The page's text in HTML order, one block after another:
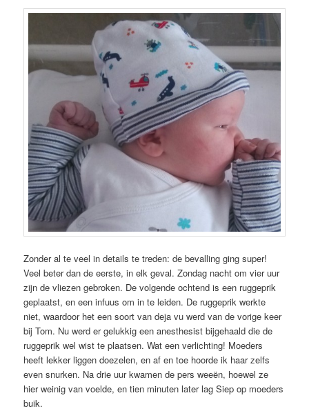
Zonder al te veel in details te treden: de bevalling ging super!
Veel beter dan de eerste, in elk geval. Zondag nacht om vier uur
zijn de vliezen gebroken. De volgende ochtend is een ruggeprik
geplaatst, en een infuus om in te leiden. De ruggeprik werkte
niet, waardoor het een soort van deja vu werd van de vorige keer
bij Tom. Nu werd er gelukkig een anesthesist bijgehaald die de
ruggeprik wel wist te plaatsen. Wat een verlichting! Moeders
heeft lekker liggen doezelen, en af en toe hoorde ik haar zelfs
even snurken. Na drie uur kwamen de pers weeën, hoewel ze
hier weinig van voelde, en tien minuten later lag Siep op moeders
buik.